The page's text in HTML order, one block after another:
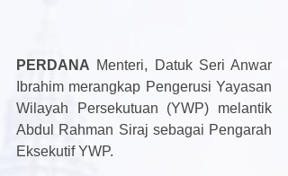
PERDANA Menteri, Datuk Seri Anwar
Ibrahim merangkap Pengerusi Yayasan
Wilayah Persekutuan (YWP) melantik
Abdul Rahman Siraj sebagai Pengarah
Eksekutif YWP.